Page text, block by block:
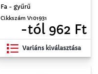
Fa - gyűrű
Cikkszám V101931
-tól 962 Ft
Variáns kiválasztása